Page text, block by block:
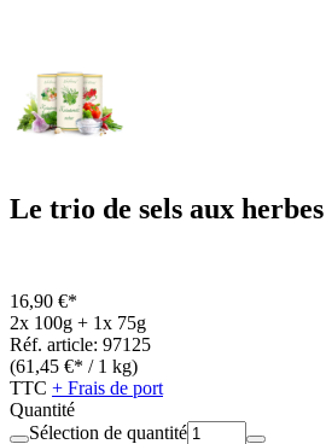
Le trio de sels aux herbes
16,90 €*
2x 100g + 1x 75g
Réf. article: 97125
(61,45 €* / 1 kg)
TTC + Frais de port
Quantité
Sélection de quantité